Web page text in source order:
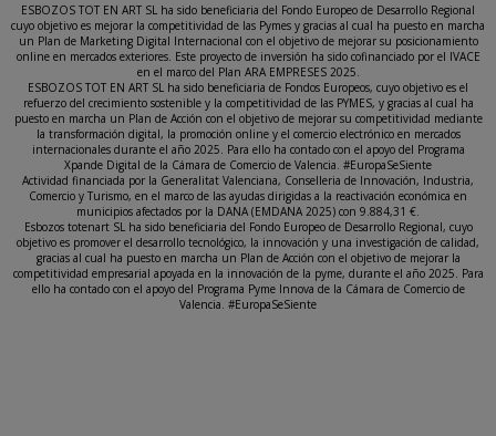
ESBOZOS TOT EN ART SL ha sido beneficiaria del Fondo Europeo de Desarrollo Regional
cuyo objetivo es mejorar la competitividad de las Pymes y gracias al cual ha puesto en marcha
un Plan de Marketing Digital Internacional con el objetivo de mejorar su posicionamiento
online en mercados exteriores. Este proyecto de inversión ha sido cofinanciado por el IVACE
en el marco del Plan ARA EMPRESES 2025.
ESBOZOS TOT EN ART SL ha sido beneficiaria de Fondos Europeos, cuyo objetivo es el
refuerzo del crecimiento sostenible y la competitividad de las PYMES, y gracias al cual ha
puesto en marcha un Plan de Acción con el objetivo de mejorar su competitividad mediante
la transformación digital, la promoción online y el comercio electrónico en mercados
internacionales durante el año 2025. Para ello ha contado con el apoyo del Programa
Xpande Digital de la Cámara de Comercio de Valencia. #EuropaSeSiente
Actividad financiada por la Generalitat Valenciana, Conselleria de Innovación, Industria,
Comercio y Turismo, en el marco de las ayudas dirigidas a la reactivación económica en
municipios afectados por la DANA (EMDANA 2025) con 9.884,31 €.
Esbozos totenart SL ha sido beneficiaria del Fondo Europeo de Desarrollo Regional, cuyo
objetivo es promover el desarrollo tecnológico, la innovación y una investigación de calidad,
gracias al cual ha puesto en marcha un Plan de Acción con el objetivo de mejorar la
competitividad empresarial apoyada en la innovación de la pyme, durante el año 2025. Para
ello ha contado con el apoyo del Programa Pyme Innova de la Cámara de Comercio de
Valencia. #EuropaSeSiente